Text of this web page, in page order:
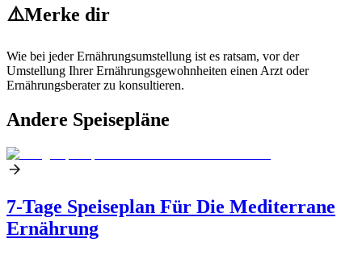
⚠️Merke dir
Wie bei jeder Ernährungsumstellung ist es ratsam, vor der
Umstellung Ihrer Ernährungsgewohnheiten einen Arzt oder
Ernährungsberater zu konsultieren.
Andere Speisepläne
7-Tage Speiseplan Für Die Mediterrane
Ernährung